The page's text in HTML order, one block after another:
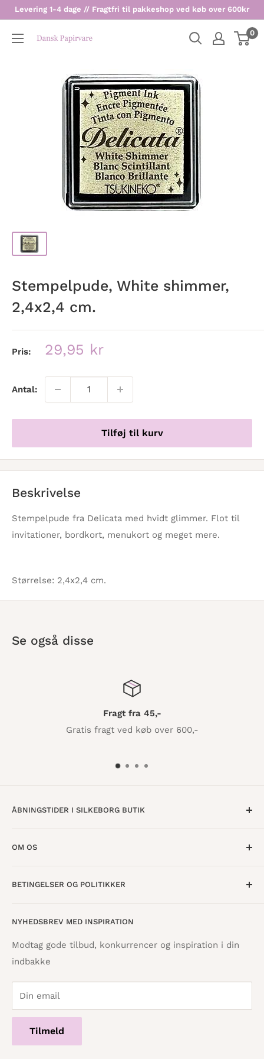
Levering 1-4 dage // Fragtfri til pakkeshop ved køb over 600kr
Dansk
0
Stempelpude, White shimmer,
2,4x2,4 cm.
Pris: Udsalgspris
29,95 kr
Antal:
Tilføj til kurv
Beskrivelse
Stempelpude fra Delicata med hvidt glimmer. Flot til
invitationer, bordkort, menukort og meget mere.
Størrelse: 2,4x2,4 cm.
Se også disse
Fragt fra 45,-
Gratis fragt ved køb over 600,-
ÅBNINGSTIDER I SILKEBORG BUTIK
Fredag · 10:00 - 18:00
Vestergade 8
Tlf.: 86 82 09 25
Telefontid hverdage · 10:00 - 17:00
OM OS
Find butik
BETINGELSER OG POLITIKKER
Tilbagebetalingspolitik
Cookie- og privatlivspolitik
Servicevilkår
NYHEDSBREV MED INSPIRATION
Modtag gode tilbud, konkurrencer og inspiration i din
indbakke
Din email
Tilmeld